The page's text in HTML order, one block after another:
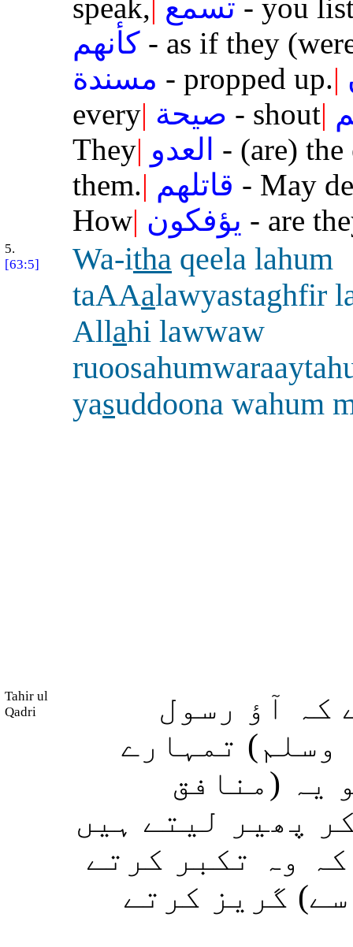
speak,| تسمع - you
كأنهم - as if they
مسندة - propped up.|
every| صيحة - shout|
They| العدو - (are) the
them.| قاتلهم - May
How| يؤفكون - are
5.
[63:5]
Wa-itha qeela lahum
taAAalawyastaghfir
Allahi lawwaw
yasuddoona wahum
Tahir ul
Qadri
کہ آؤ رسول
وسلم) تمہارے
یہ (منافق
پھیر لیتے ہیں
وہ تکبر کرتے
گریز کرتے